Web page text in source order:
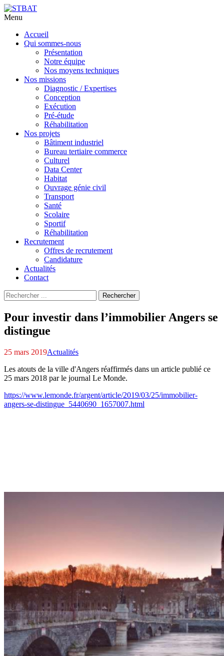
Menu
contenu
Accueil
Qui sommes-nous
Présentation
Notre équipe
Nos moyens techniques
Nos missions
Diagnostic / Expertises
Conception
Exécution
Pré-étude
Réhabilitation
Nos projets
Bâtiment industriel
Bureau tertiaire commerce
Culturel
Data Center
Habitat
Ouvrage génie civil
Transport
Santé
Scolaire
Sportif
Réhabilitation
Recrutement
Offres de recrutement
Candidature
Actualités
Contact
Recherche
pour
:
Rechercher
Pour investir dans l’immobilier Angers se
distingue
25 mars 2019Actualités
Les atouts de la ville d'Angers réaffirmés dans un article publié ce
25 mars 2018 par le journal Le Monde.
https://www.lemonde.fr/argent/article/2019/03/25/immobilier-
angers-se-distingue_5440690_1657007.html